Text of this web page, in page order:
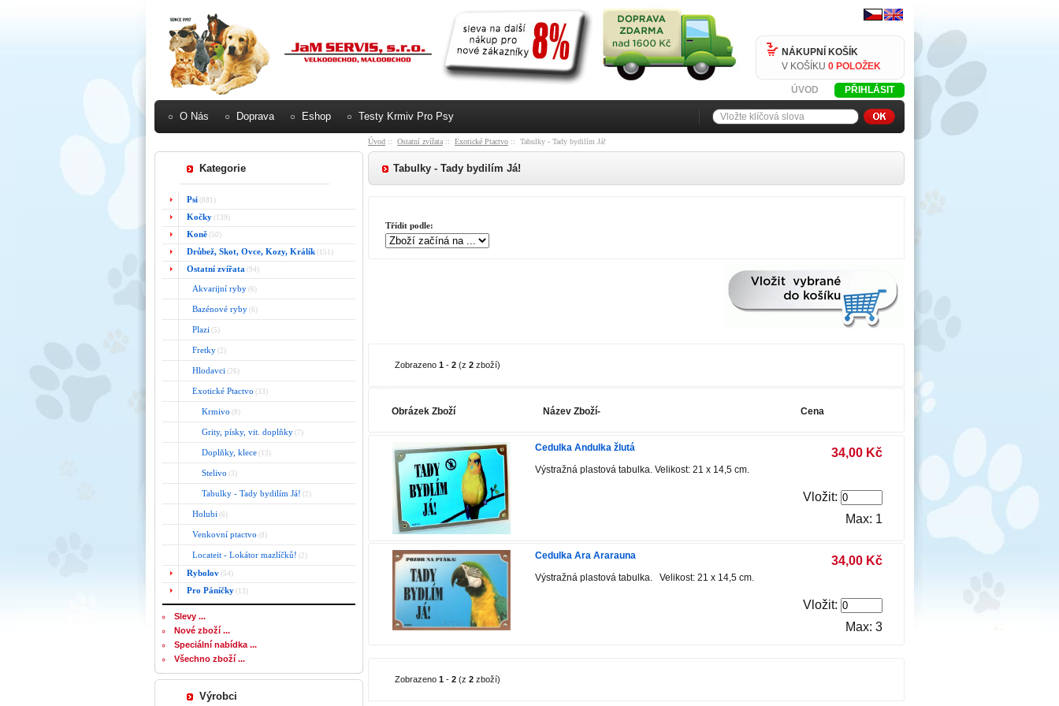
NÁKUPNÍ KOŠÍK
V KOŠÍKU 0 POLOŽEK
PŘIHLÁSIT
ÚVOD
O Nás Doprava Eshop Testy Krmiv Pro Psy
Kategorie
Psi (881)
Kočky (139)
Koně (50)
Drůbež, Skot, Ovce, Kozy, Králík (151)
Ostatní zvířata (94)
Akvarijní ryby (6)
Bazénové ryby (6)
Plazi (5)
Fretky (2)
Hlodavci (26)
Exotické Ptactvo (33)
Krmivo (8)
Grity, písky, vit. doplňky (7)
Doplňky, klece (13)
Stelivo (3)
Tabulky - Tady bydilím Já! (2)
Holubi (6)
Venkovní ptactvo (8)
Locateit - Lokátor mazlíčků! (2)
Rybolov (54)
Pro Páníčky (13)
Slevy ...
Nové zboží ...
Speciální nabídka ...
Všechno zboží ...
Výrobci
Úvod :: Ostatní zvířata :: Exotické Ptactvo :: Tabulky - Tady bydilím Já!
Tabulky - Tady bydilím Já!
Třídit podle:
Zobrazeno 1 - 2 (z 2 zboží)
Obrázek Zboží Název Zboží- Cena
Cedulka Andulka žlutá
Výstražná plastová tabulka. Velikost: 21 x 14,5 cm.
34,00 Kč
Vložit:
Max: 1
Cedulka Ara Ararauna
Výstražná plastová tabulka. Velikost: 21 x 14,5 cm.
34,00 Kč
Vložit:
Max: 3
Zobrazeno 1 - 2 (z 2 zboží)